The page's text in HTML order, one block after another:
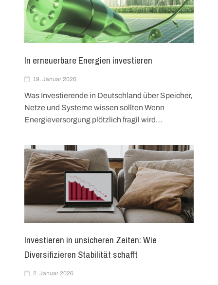
In erneuerbare Energien investieren
19. Januar 2026
Was Investierende in Deutschland über Speicher,
Netze und Systeme wissen sollten Wenn
Energieversorgung plötzlich fragil wird…
Investieren in unsicheren Zeiten: Wie
Diversifizieren Stabilität schafft
2. Januar 2026